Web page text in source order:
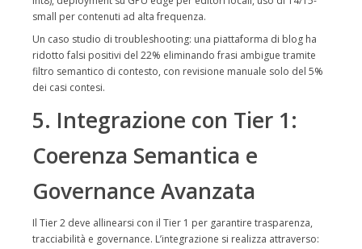
small per contenuti ad alta frequenza.
Un caso studio di troubleshooting: una piattaforma di blog ha
ridotto falsi positivi del 22% eliminando frasi ambigue tramite
filtro semantico di contesto, con revisione manuale solo del 5%
dei casi contesi.
5. Integrazione con Tier 1:
Coerenza Semantica e
Governance Avanzata
Il Tier 2 deve allinearsi con il Tier 1 per garantire trasparenza,
tracciabilità e governance. L’integrazione si realizza attraverso: